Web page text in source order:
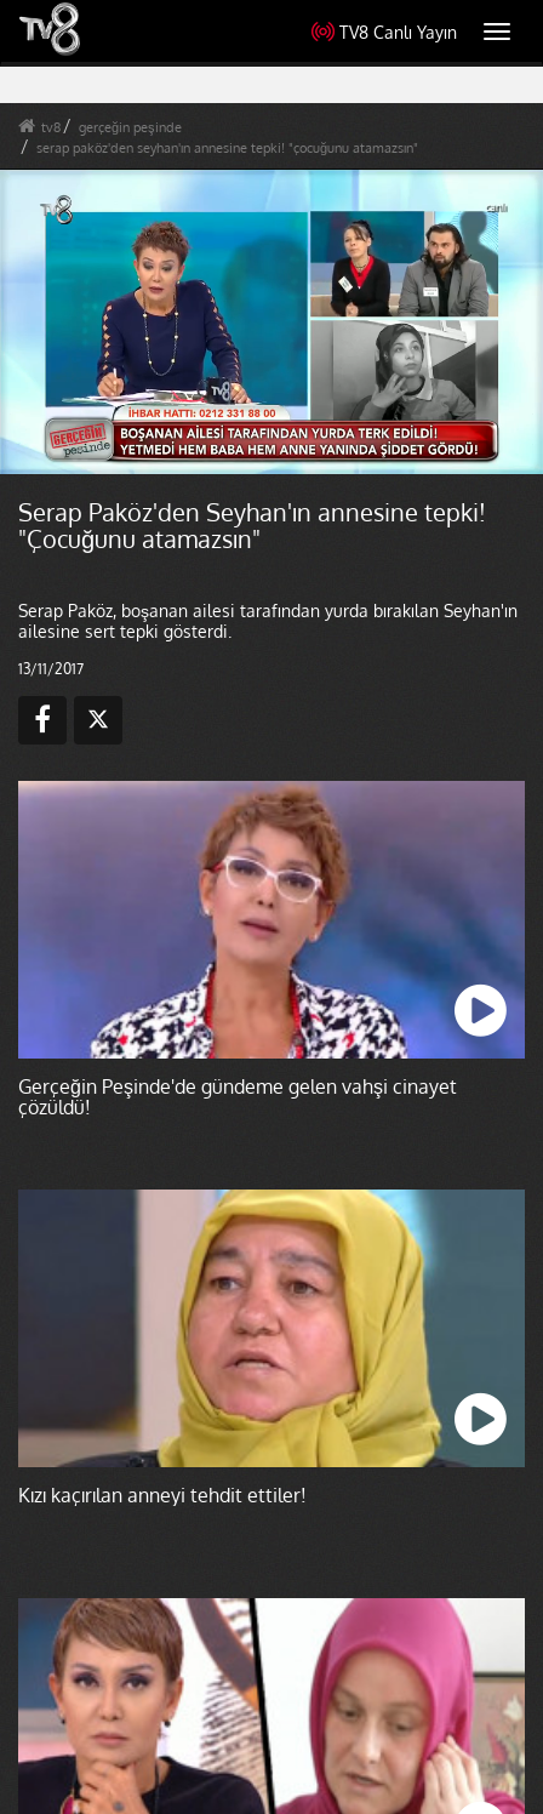
TV8 Canlı Yayın
tv8
gerçeğin peşinde
serap paköz'den seyhan'ın annesine tepki! "çocuğunu atamazsın"
Serap Paköz'den Seyhan'ın annesine tepki!
"Çocuğunu atamazsın"
Serap Paköz, boşanan ailesi tarafından yurda bırakılan Seyhan'ın
ailesine sert tepki gösterdi.
13/11/2017
Gerçeğin Peşinde'de gündeme gelen vahşi cinayet
çözüldü!
Kızı kaçırılan anneyi tehdit ettiler!